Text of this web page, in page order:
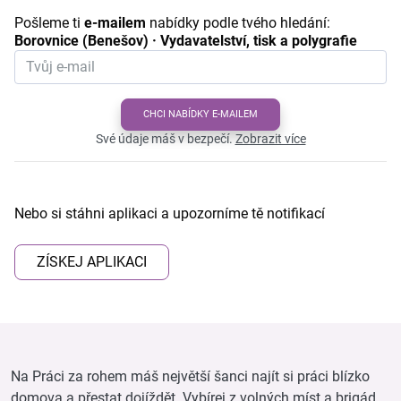
Pošleme ti e-mailem nabídky podle tvého hledání:
Borovnice (Benešov) · Vydavatelství, tisk a polygrafie
CHCI NABÍDKY E-MAILEM
Své údaje máš v bezpečí.Zobrazit více
Nebo si stáhni aplikaci a upozorníme tě notifikací
ZÍSKEJ APLIKACI
Na Práci za rohem máš největší šanci najít si práci blízko
domova a přestat dojíždět. Vybírej z volných míst a brigád